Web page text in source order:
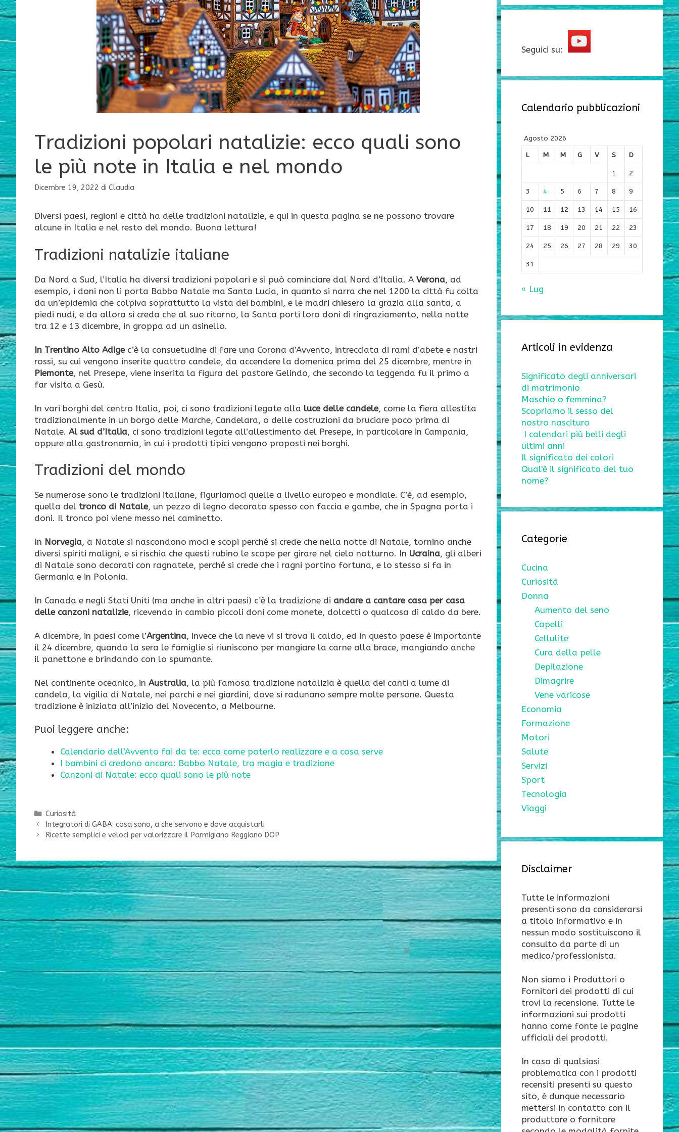
Tradizioni popolari natalizie: ecco quali sono
le più note in Italia e nel mondo
Dicembre 19, 2022 di Claudia
Diversi paesi, regioni e città ha delle tradizioni natalizie, e qui in questa pagina se ne possono trovare
alcune in Italia e nel resto del mondo. Buona lettura!
Tradizioni natalizie italiane
Da Nord a Sud, l’Italia ha diversi tradizioni popolari e si può cominciare dal Nord d’Italia. A Verona, ad
esempio, i doni non li porta Babbo Natale ma Santa Lucia, in quanto si narra che nel 1200 la città fu colta
da un’epidemia che colpiva soprattutto la vista dei bambini, e le madri chiesero la grazia alla santa, a
piedi nudi, e da allora si creda che al suo ritorno, la Santa porti loro doni di ringraziamento, nella notte
tra 12 e 13 dicembre, in groppa ad un asinello.
In Trentino Alto Adigec’è la consuetudine di fare una Corona d’Avvento, intrecciata di rami d’abete e nastri
rossi, su cui vengono inserite quattro candele, da accendere la domenica prima del 25 dicembre, mentre in
Piemonte, nel Presepe, viene inserita la figura del pastore Gelindo, che secondo la leggenda fu il primo a
far visita a Gesù.
In vari borghi del centro Italia, poi, ci sono tradizioni legate alla luce delle candele, come la fiera allestita
tradizionalmente in un borgo delle Marche, Candelara, o delle costruzioni da bruciare poco prima di
Natale. Al sud d’Italia, ci sono tradizioni legate all’allestimento del Presepe, in particolare in Campania,
oppure alla gastronomia, in cui i prodotti tipici vengono proposti nei borghi.
Tradizioni del mondo
Se numerose sono le tradizioni italiane, figuriamoci quelle a livello europeo e mondiale. C’è, ad esempio,
quella del tronco di Natale, un pezzo di legno decorato spesso con faccia e gambe, che in Spagna porta i
doni. Il tronco poi viene messo nel caminetto.
In Norvegia, a Natale si nascondono moci e scopi perché si crede che nella notte di Natale, tornino anche
diversi spiriti maligni, e si rischia che questi rubino le scope per girare nel cielo notturno. In Ucraina, gli alberi
di Natale sono decorati con ragnatele, perché si crede che i ragni portino fortuna, e lo stesso si fa in
Germania e in Polonia.
In Canada e negli Stati Uniti (ma anche in altri paesi) c’è la tradizione di andare a cantare casa per casa
delle canzoni natalizie, ricevendo in cambio piccoli doni come monete, dolcetti o qualcosa di caldo da bere.
A dicembre, in paesi come l’Argentina, invece che la neve vi si trova il caldo, ed in questo paese è importante
il 24 dicembre, quando la sera le famiglie si riuniscono per mangiare la carne alla brace, mangiando anche
il panettone e brindando con lo spumante.
Nel continente oceanico, in Australia, la più famosa tradizione natalizia è quella dei canti a lume di
candela, la vigilia di Natale, nei parchi e nei giardini, dove si radunano sempre molte persone. Questa
tradizione è iniziata all’inizio del Novecento, a Melbourne.
Puoi leggere anche:
Calendario dell’Avvento fai da te: ecco come poterlo realizzare e a cosa serve
I bambini ci credono ancora: Babbo Natale, tra magia e tradizione
Canzoni di Natale: ecco quali sono le più note
Categorie
Curiosità
Integratori di GABA: cosa sono, a che servono e dove acquistarli
Ricette semplici e veloci per valorizzare il Parmigiano Reggiano DOP
Seguici su:
Calendario pubblicazioni
Agosto 2026
L
M M G V S D
1 2
3 4 5 6 7 8 9
10 11 12 13 14 15 16
17 18 19 20 21 22 23
24 25 26 27 28 29 30
31
« Lug
Articoli in evidenza
Significato degli anniversari
di matrimonio
Maschio o femmina?
Scopriamo il sesso del
nostro nascituro
I calendari più belli degli
ultimi anni
Il significato dei colori
Qual'è il significato del tuo
nome?
Categorie
Cucina
Curiosità
Donna
Aumento del seno
Capelli
Cellulite
Cura della pelle
Depilazione
Dimagrire
Vene varicose
Economia
Formazione
Motori
Salute
Servizi
Sport
Tecnologia
Viaggi
Disclaimer
Tutte le informazioni
presenti sono da considerarsi
a titolo informativo e in
nessun modo sostituiscono il
consulto da parte di un
medico/professionista.
Non siamo i Produttori o
Fornitori dei prodotti di cui
trovi la recensione. Tutte le
informazioni sui prodotti
hanno come fonte le pagine
ufficiali dei prodotti.
In caso di qualsiasi
problematica con i prodotti
recensiti presenti su questo
sito, è dunque necessario
mettersi in contatto con il
produttore o fornitore